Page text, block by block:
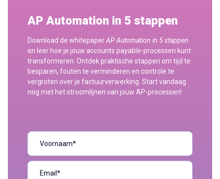
AP Automation in 5 stappen
Download de whitepaperAP Automation in 5 stappen
en leer hoe je jouw accounts payable-processen kunt
transformeren. Ontdek praktische stappen om tijd te
besparen, fouten te verminderen en controle te
vergroten over je factuurverwerking. Start vandaag
nog met het stroomlijnen van jouw AP-processen!